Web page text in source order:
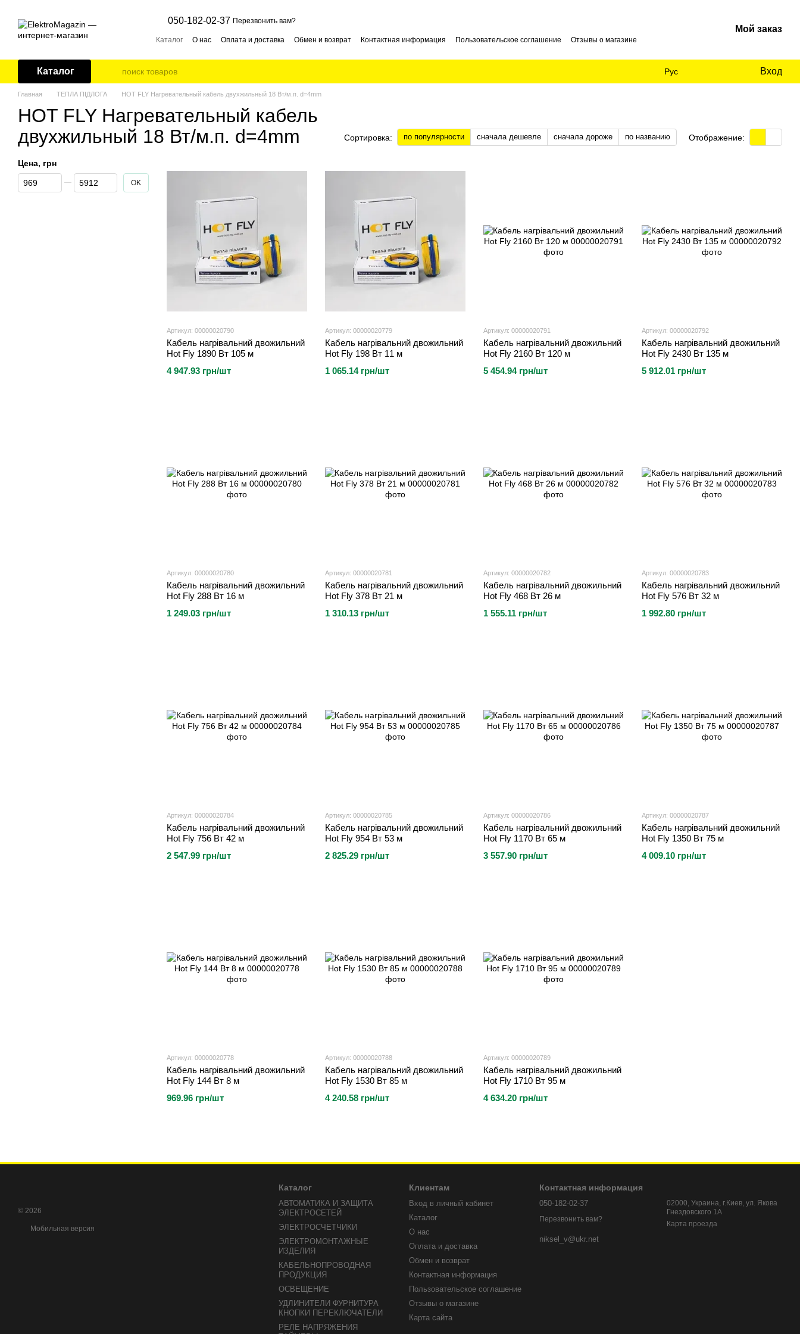
050-182-02-37 Перезвонить вам?
Каталог О нас Оплата и доставка Обмен и возврат Контактная информация Пользовательское соглашение Отзывы о магазине
Мой заказ
Каталог Рус Вход
Главная ТЕПЛА ПІДЛОГА HOT FLY Нагревательный кабель двухжильный 18 Вт/м.п. d=4mm
HOT FLY Нагревательный кабель
двухжильный 18 Вт/м.п. d=4mm
Сортировка: по популярности сначала дешевле сначала дороже по названию Отображение:
Артикул: 00000020790
Кабель нагрівальний двожильний
Hot Fly 1890 Вт 105 м
4 947.93 грн/шт
Артикул: 00000020779
Кабель нагрівальний двожильний
Hot Fly 198 Вт 11 м
1 065.14 грн/шт
Артикул: 00000020791
Кабель нагрівальний двожильний
Hot Fly 2160 Вт 120 м
5 454.94 грн/шт
Артикул: 00000020792
Кабель нагрівальний двожильний
Hot Fly 2430 Вт 135 м
5 912.01 грн/шт
Артикул: 00000020780
Кабель нагрівальний двожильний
Hot Fly 288 Вт 16 м
1 249.03 грн/шт
Артикул: 00000020781
Кабель нагрівальний двожильний
Hot Fly 378 Вт 21 м
1 310.13 грн/шт
Артикул: 00000020782
Кабель нагрівальний двожильний
Hot Fly 468 Вт 26 м
1 555.11 грн/шт
Артикул: 00000020783
Кабель нагрівальний двожильний
Hot Fly 576 Вт 32 м
1 992.80 грн/шт
Артикул: 00000020784
Кабель нагрівальний двожильний
Hot Fly 756 Вт 42 м
2 547.99 грн/шт
Артикул: 00000020785
Кабель нагрівальний двожильний
Hot Fly 954 Вт 53 м
2 825.29 грн/шт
Артикул: 00000020786
Кабель нагрівальний двожильний
Hot Fly 1170 Вт 65 м
3 557.90 грн/шт
Артикул: 00000020787
Кабель нагрівальний двожильний
Hot Fly 1350 Вт 75 м
4 009.10 грн/шт
Артикул: 00000020778
Кабель нагрівальний двожильний
Hot Fly 144 Вт 8 м
969.96 грн/шт
Артикул: 00000020788
Кабель нагрівальний двожильний
Hot Fly 1530 Вт 85 м
4 240.58 грн/шт
Артикул: 00000020789
Кабель нагрівальний двожильний
Hot Fly 1710 Вт 95 м
4 634.20 грн/шт
Цена, грн
От Цена, грн
До Цена, грн OK
© 2026
Мобильная версия
Каталог
AВТОМАТИКА И ЗАЩИТА
ЭЛЕКТРОСЕТЕЙ
ЭЛЕКТРОСЧЕТЧИКИ
ЭЛЕКТРОМОНТАЖНЫЕ
ИЗДЕЛИЯ
КАБЕЛЬНОПРОВОДНАЯ
ПРОДУКЦИЯ
ОСВЕЩЕНИЕ
УДЛИНИТЕЛИ ФУРНИТУРА
КНОПКИ ПЕРЕКЛЮЧАТЕЛИ
РЕЛЕ НАПРЯЖЕНИЯ
Клиентам
Вход в личный кабинет
Каталог
О нас
Оплата и доставка
Обмен и возврат
Контактная информация
Пользовательское соглашение
Отзывы о магазине
Карта сайта
Контактная информация
050-182-02-37
Перезвонить вам?
niksel_v@ukr.net
02000, Украина, г.Киев, ул. Якова
Гнездовского 1А
Карта проезда